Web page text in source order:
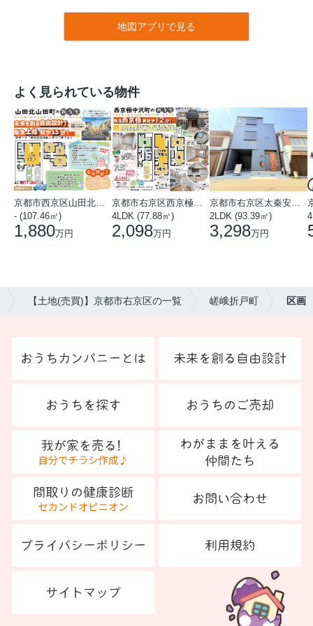
地図アプリで見る
よく見られている物件
- (107.46㎡)
1,880万円
4LDK (77.88㎡)
2,098万円
2LDK (93.39㎡)
3,298万円
【土地(売買)】京都市右京区の一覧 嵯峨折戸町 区画